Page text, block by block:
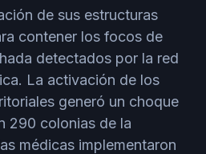
de sus estructuras
contener los focos de
detectados por la red
La activación de los
generó un choque
290 colonias de la
médicas implementaron